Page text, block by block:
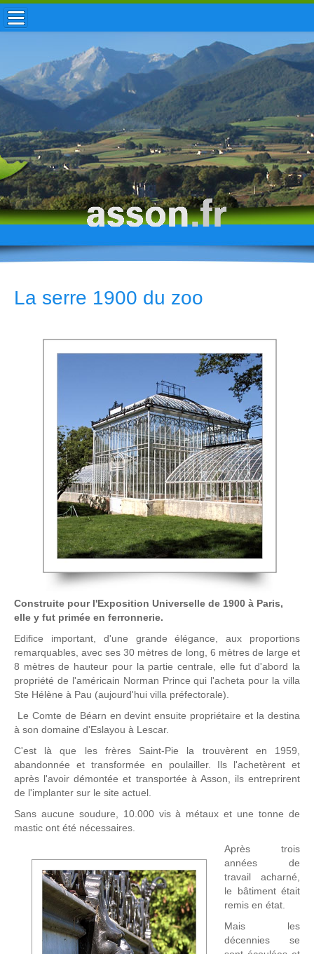
ACCUEIL / INFOS
MUNICIPALITÉ
VIE LOCALE
ENFANCE
TOURISME
HISTOIRE
La serre 1900 du zoo
Construite pour l'Exposition Universelle de 1900 à Paris,
elle y fut primée en ferronnerie.
Edifice important, d'une grande élégance, aux proportions
remarquables, avec ses 30 mètres de long, 6 mètres de large et
8 mètres de hauteur pour la partie centrale, elle fut d'abord la
propriété de l'américain Norman Prince qui l'acheta pour la villa
Ste Hélène à Pau (aujourd'hui villa préfectorale).
Le Comte de Béarn en devint ensuite propriétaire et la destina
à son domaine d'Eslayou à Lescar.
C'est là que les frères Saint-Pie la trouvèrent en 1959,
abandonnée et transformée en poulailler. Ils l'achetèrent et
après l'avoir démontée et transportée à Asson, ils entreprirent
de l'implanter sur le site actuel.
Sans aucune soudure, 10.000 vis à métaux et une tonne de
mastic ont été nécessaires.
Après trois
années de
travail acharné,
le bâtiment était
remis en état.
Mais les
décennies se